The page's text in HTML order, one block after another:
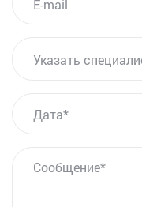
Лечение
Анализы на
Указать